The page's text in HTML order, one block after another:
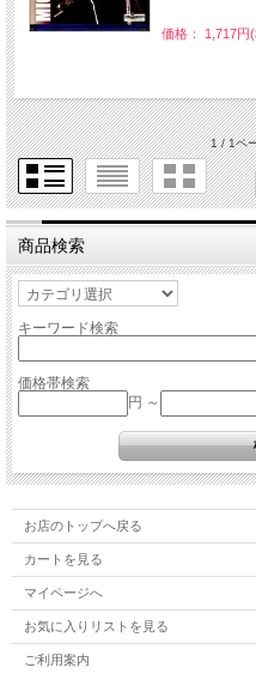
価格： 1,717円
1 / 1ペ
商品検索
キーワード検索
価格帯検索
円 ～
お店のトップへ戻る
カートを見る
マイページへ
お気に入りリストを見る
ご利用案内